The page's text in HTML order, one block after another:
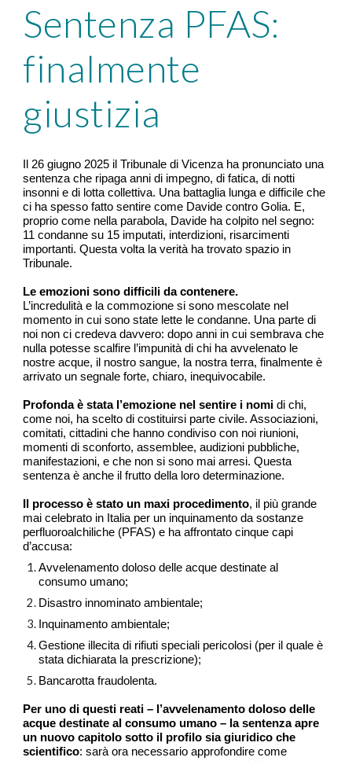
Sentenza PFAS:
finalmente
giustizia
Il 26 giugno 2025 il Tribunale di Vicenza ha pronunciato una
sentenza che ripaga anni di impegno, di fatica, di notti
insonni e di lotta collettiva. Una battaglia lunga e difficile che
ci ha spesso fatto sentire come Davide contro Golia. E,
proprio come nella parabola, Davide ha colpito nel segno:
11 condanne su 15 imputati, interdizioni, risarcimenti
importanti. Questa volta la verità ha trovato spazio in
Tribunale.
Le emozioni sono difficili da contenere.
L’incredulità e la commozione si sono mescolate nel
momento in cui sono state lette le condanne. Una parte di
noi non ci credeva davvero: dopo anni in cui sembrava che
nulla potesse scalfire l’impunità di chi ha avvelenato le
nostre acque, il nostro sangue, la nostra terra, finalmente è
arrivato un segnale forte, chiaro, inequivocabile.
Profonda è stata l’emozione nel sentire i nomi di chi,
come noi, ha scelto di costituirsi parte civile. Associazioni,
comitati, cittadini che hanno condiviso con noi riunioni,
momenti di sconforto, assemblee, audizioni pubbliche,
manifestazioni, e che non si sono mai arresi. Questa
sentenza è anche il frutto della loro determinazione.
Il processo è stato un maxi procedimento, il più grande
mai celebrato in Italia per un inquinamento da sostanze
perfluoroalchiliche (PFAS) e ha affrontato cinque capi
d’accusa:
Avvelenamento doloso delle acque destinate al
consumo umano;
Disastro innominato ambientale;
Inquinamento ambientale;
Gestione illecita di rifiuti speciali pericolosi (per il quale è
stata dichiarata la prescrizione);
Bancarotta fraudolenta.
Per uno di questi reati – l’avvelenamento doloso delle
acque destinate al consumo umano – la sentenza apre
un nuovo capitolo sotto il profilo sia giuridico che
scientifico: sarà ora necessario approfondire come